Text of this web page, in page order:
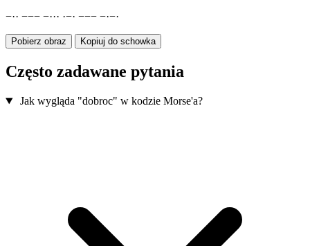
−·· −−− −··· ·−· −−− −·−·
Pobierz obraz Kopiuj do schowka
Często zadawane pytania
Jak wygląda "dobroc" w kodzie Morse'a?